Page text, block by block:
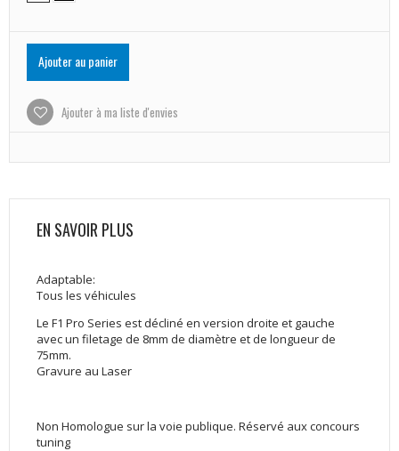
Ajouter au panier
Ajouter à ma liste d'envies
EN SAVOIR PLUS
Adaptable:
Tous les véhicules
Le F1 Pro Series est décliné en version droite et gauche
avec un filetage de 8mm de diamètre et de longueur de
75mm.
Gravure au Laser
Non Homologue sur la voie publique. Réservé aux concours
tuning